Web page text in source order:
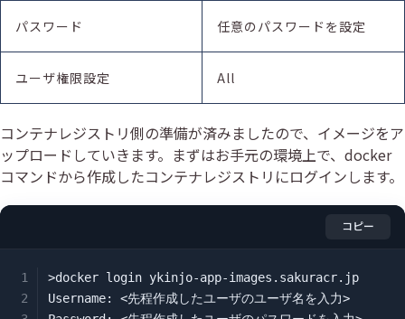
パスワード 任意のパスワードを設定
ユーザ権限設定 All
コンテナレジストリ側の準備が済みましたので、イメージをア
ップロードしていきます。まずはお手元の環境上で、docker
コマンドから作成したコンテナレジストリにログインします。
コピー
>docker login ykinjo-app-images.sakuracr.jp
Username: <先程作成したユーザのユーザ名を入力>